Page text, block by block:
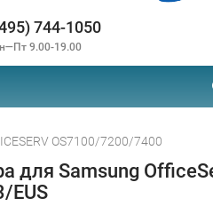
744-1050
9.00-19.00
OS7100/7200/7400
для Samsung
EUS